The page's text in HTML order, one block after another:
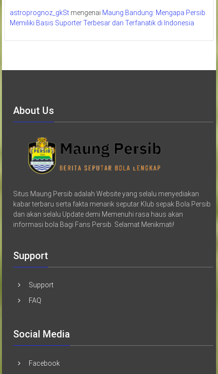
astroprognoz_gkStmengenai Maung Bandung: Mengapa Persib
Memiliki Basis Suporter Terbesar dan Terfanatik di Indonesia
About Us
Situs Maung Persib adalah Website yang selalu menyediakan
kabar terbaru serta fakta menarik seputar Klub sepak Bola Persib
dan akan selalu Update demi Memenuhi rasa haus akan
informasi bola Bagi Fans Persib. Selamat Menikmati!
Support
Support
FAQ
Social Media
Facebook